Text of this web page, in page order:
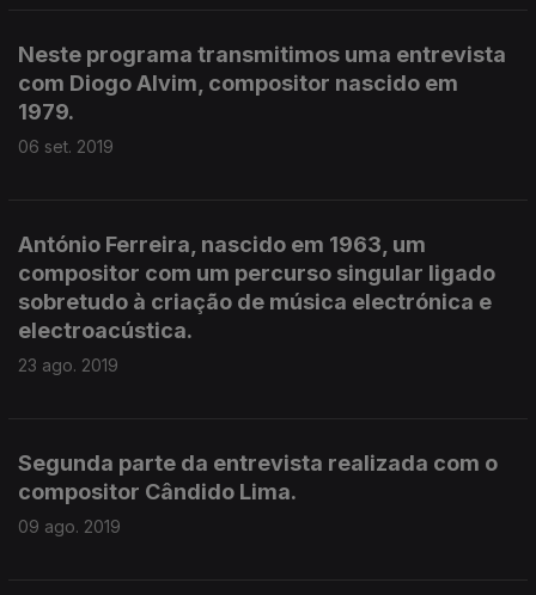
Neste programa transmitimos uma entrevista
com Diogo Alvim, compositor nascido em
1979.
06 set. 2019
António Ferreira, nascido em 1963, um
compositor com um percurso singular ligado
sobretudo à criação de música electrónica e
electroacústica.
23 ago. 2019
Segunda parte da entrevista realizada com o
compositor Cândido Lima.
09 ago. 2019